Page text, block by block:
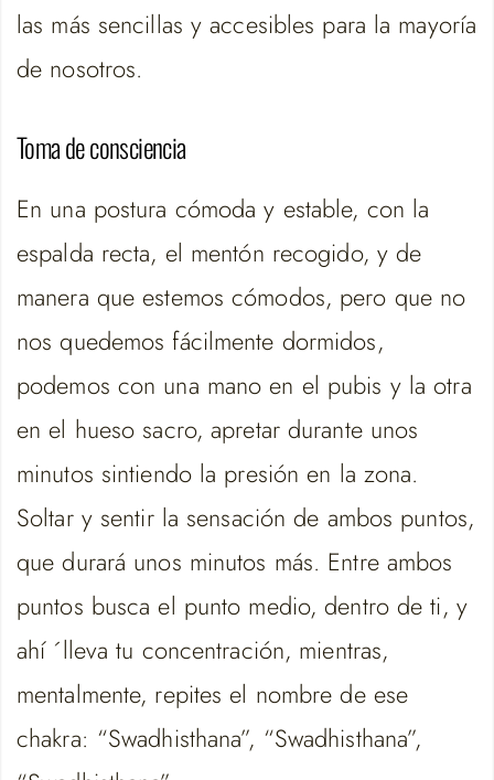
las más sencillas y accesibles para la mayoría
de nosotros.
Toma de consciencia
En una postura cómoda y estable, con la
espalda recta, el mentón recogido, y de
manera que estemos cómodos, pero que no
nos quedemos fácilmente dormidos,
podemos con una mano en el pubis y la otra
en el hueso sacro, apretar durante unos
minutos sintiendo la presión en la zona.
Soltar y sentir la sensación de ambos puntos,
que durará unos minutos más. Entre ambos
puntos busca el punto medio, dentro de ti, y
ahí ´lleva tu concentración, mientras,
mentalmente, repites el nombre de ese
chakra: “Swadhisthana”, “Swadhisthana”,